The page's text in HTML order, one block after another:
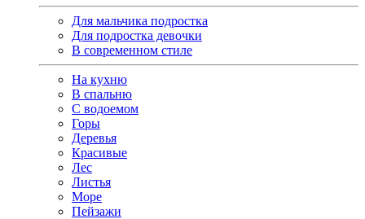
Для мальчика подростка
Для подростка девочки
В современном стиле
На кухню
В спальню
С водоемом
Горы
Деревья
Красивые
Лес
Листья
Море
Пейзажи